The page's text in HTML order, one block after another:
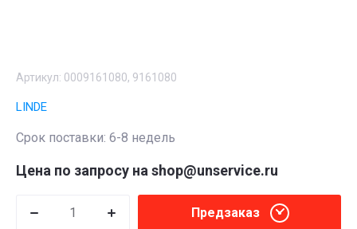
Артикул: 0009161080, 9161080
LINDE
Срок поставки: 6-8 недель
Цена по запросу на shop@unservice.ru
Предзаказ